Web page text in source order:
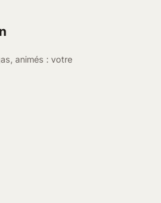
animés : votre